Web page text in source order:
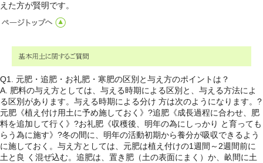
えた方が賢明です。
Q1. 元肥・追肥・お礼肥・寒肥の区別と与え方のポイントは？
A. 肥料の与え方としては、与える時期による区別と、与える方法によ
る区別があります。与える時期による分け 方は次のようになります。?
元肥《植え付け用土に予め施しておく》?追肥《成長過程に合わせ、肥
料を追加して行く》?お礼肥《収穫後、明年の為にしっかり と育っても
らう為に施す》?冬の間に、明年の活動初期から養分が吸収できるよう
に施しておく。与え方としては、元肥は植え付けの1週間～2週間前に
土と良 く混ぜ込む。追肥は、置き肥（土の表面にまく）か、畝間に土